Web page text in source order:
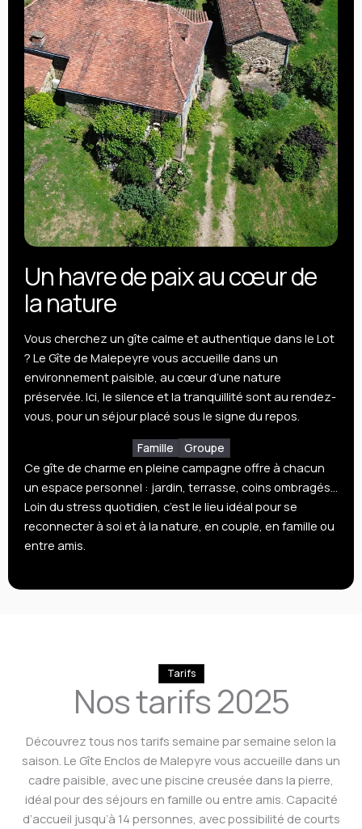
Un havre de paix au cœur de
la nature
Vous cherchez un gîte calme et authentique dans le Lot
? Le Gîte de Malepeyre vous accueille dans un
environnement paisible, au cœur d’une nature
préservée. Ici, le silence et la tranquillité sont au rendez-
vous, pour un séjour placé sous le signe du repos.
Famille Groupe
Ce gîte de charme en pleine campagne offre à chacun
un espace personnel : jardin, terrasse, coins ombragés…
Loin du stress quotidien, c’est le lieu idéal pour se
reconnecter à soi et à la nature, en couple, en famille ou
entre amis.
Tarifs
Nos tarifs 2025
Découvrez tous nos tarifs semaine par semaine selon la
saison. Le Gîte Enclos de Malepyre vous accueille dans un
cadre paisible, avec une piscine creusée dans la pierre,
idéal pour des séjours en famille ou entre amis. Capacité
d’accueil jusqu’à 14 personnes, avec possibilité de courts